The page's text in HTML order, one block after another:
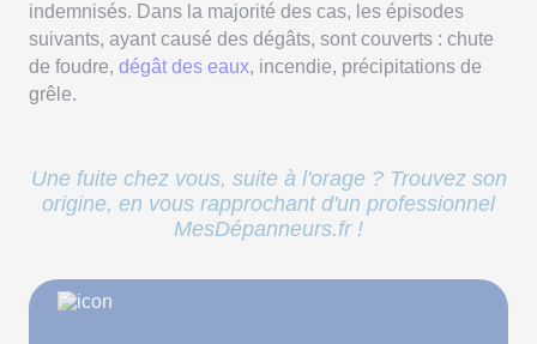
indemnisés. Dans la majorité des cas, les épisodes
suivants, ayant causé des dégâts, sont couverts : chute
de foudre, dégât des eaux, incendie, précipitations de
grêle.
Une fuite chez vous, suite à l'orage ? Trouvez son
origine, en vous rapprochant d'un professionnel
MesDépanneurs.fr !